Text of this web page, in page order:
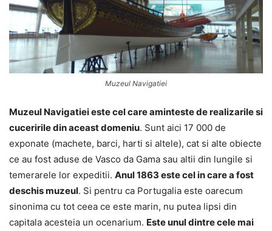
Muzeul Navigatiei
Muzeul Navigatiei este cel care aminteste de realizarile si
cuceririle din aceast domeniu. Sunt aici 17 000 de
exponate (machete, barci, harti si altele), cat si alte obiecte
ce au fost aduse de Vasco da Gama sau altii din lungile si
temerarele lor expeditii. Anul 1863 este cel in care a fost
deschis muzeul. Si pentru ca Portugalia este oarecum
sinonima cu tot ceea ce este marin, nu putea lipsi din
capitala acesteia un ocenarium. Este unul dintre cele mai